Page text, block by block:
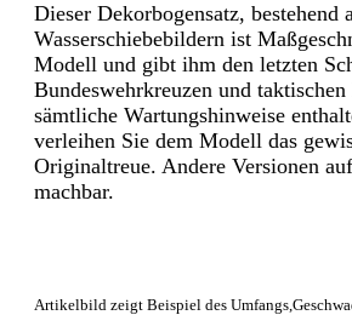
Dieser Dekorbogensatz, bestehend
Wasserschiebebildern ist
Modell und gibt ihm den letzten
Bundeswehrkreuzen und
sämtliche Wartungshinweise
verleihen Sie dem Modell das
Originaltreue. Andere Versionen
machbar.
Artikelbild zeigt Beispiel des